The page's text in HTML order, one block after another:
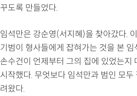
꾸도록 만들었다.
임석만은 강순영(서지혜)을 찾아갔다.
기범이 형사들에게 잡혀가는 것을 본
손수건이 언제부터 그의 집에 있었는지
시작했다. 무엇보다 임석만과 범인 모
려왔다.